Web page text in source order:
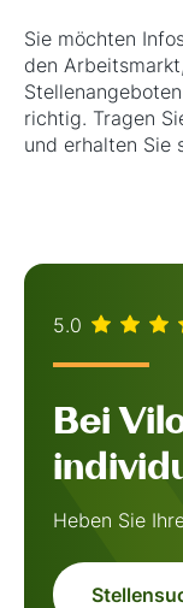
Sie möchten
den
richtig. Tragen
und erhalten Sie
5.0
Bei
Heben Sie